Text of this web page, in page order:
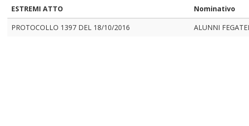
ESTREMI ATTO
Nominativo
PROTOCOLLO 1397 DEL 18/10/2016
ALUNNI